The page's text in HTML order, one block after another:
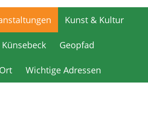
Kunst & Kultur
Künsebeck Geopfad
Wichtige Adressen